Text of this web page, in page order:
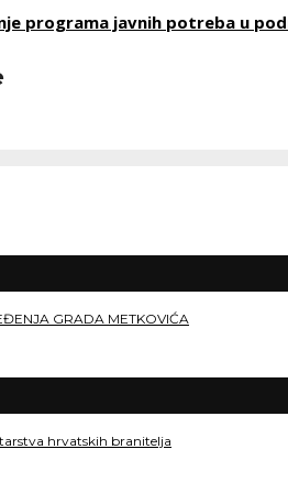
programa javnih potreba u
GRADA METKOVIĆA
hrvatskih branitelja